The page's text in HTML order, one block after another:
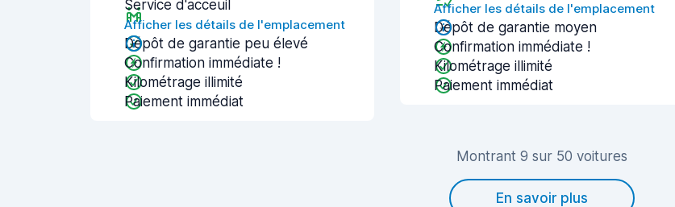
Service d'acceuil
Afficher les détails de l'emplacement
Dépôt de garantie peu élevé
Confirmation immédiate !
Kilométrage illimité
Paiement immédiat
Afficher les détails de l'emplacement
Dépôt de garantie moyen
Confirmation immédiate !
Kilométrage illimité
Paiement immédiat
Montrant 9 sur 50 voitures
En savoir plus